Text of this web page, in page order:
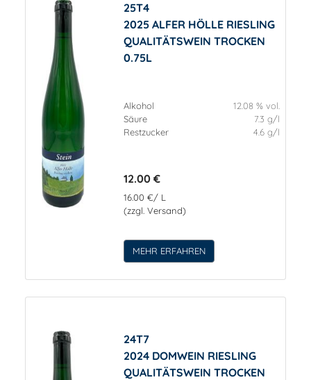
25T4
2025 ALFER HÖLLE RIESLING
QUALITÄTSWEIN TROCKEN
0.75L
Alkohol
12.08 % vol.
Säure
7.3 g/l
Restzucker
4.6 g/l
12.00 €
16.00 €/ L
(zzgl. Versand)
MEHR ERFAHREN
24T7
2024 DOMWEIN RIESLING
QUALITÄTSWEIN TROCKEN